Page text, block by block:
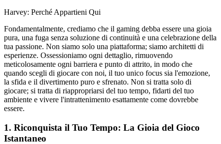
Harvey: Perché Appartieni Qui
Fondamentalmente, crediamo che il gaming debba essere una gioia
pura, una fuga senza soluzione di continuità e una celebrazione della
tua passione. Non siamo solo una piattaforma; siamo architetti di
esperienze. Ossessioniamo ogni dettaglio, rimuovendo
meticolosamente ogni barriera e punto di attrito, in modo che
quando scegli di giocare con noi, il tuo unico focus sia l'emozione,
la sfida e il divertimento puro e sfrenato. Non si tratta solo di
giocare; si tratta di riappropriarsi del tuo tempo, fidarti del tuo
ambiente e vivere l'intrattenimento esattamente come dovrebbe
essere.
1. Riconquista il Tuo Tempo: La Gioia del Gioco
Istantaneo